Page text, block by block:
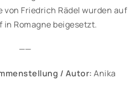
Friedrich Rädel wurden auf
Romagne beigesetzt.
——
/ Autor: Anika